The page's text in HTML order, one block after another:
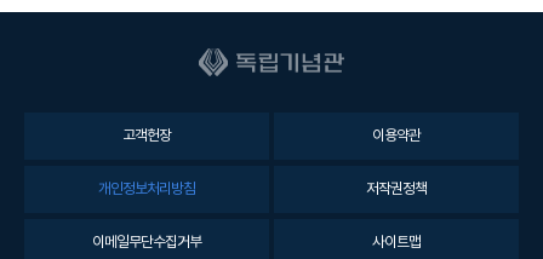
고객헌장 이용약관
개인정보처리방침 저작권정책
이메일무단수집거부 사이트맵